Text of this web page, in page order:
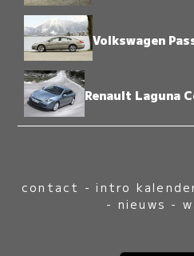
Volkswagen
Renault Laguna
contact -intro
- nieuws -